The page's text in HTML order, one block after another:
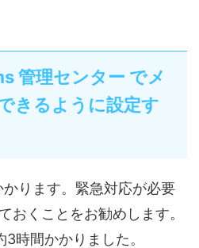
管理センター でメ
きるように設定す
ります。緊急対応が必要
おくことをお勧めします。
間かかりました。